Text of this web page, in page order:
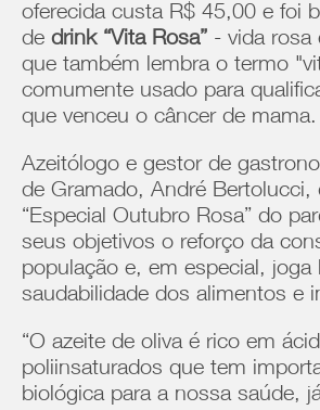
oferecida custa R$ 45,00 e foi
de drink “Vita Rosa” - vida rosa
que também lembra o termo
comumente usado para
que venceu o câncer de mama.
Azeitólogo e gestor de
de Gramado, André Bertolucci,
“Especial Outubro Rosa” do
seus objetivos o reforço da
população e, em especial, joga
saudabilidade dos alimentos e
“O azeite de oliva é rico em
poliinsaturados que tem
biológica para a nossa saúde,